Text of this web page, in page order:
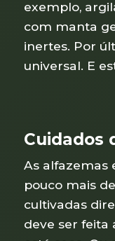
exemplo,
com manta
inertes. Por
universal. E
Cuidados
As alfazemas
pouco mais
cultivadas
deve ser feita